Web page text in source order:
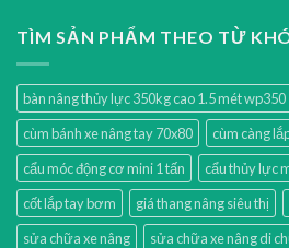
TÌM SẢN PHẨM THEO TỪ
bàn nâng thủy lực 350kg cao 1.5 mét wp350
cùm bánh xe nâng tay 70x80
cùm càng
cẩu móc động cơ mini 1 tấn
cẩu thủy lực
cốt lắp tay bơm
giá thang nâng siêu thị
sửa chữa xe nâng
sửa chữa xe nâng di